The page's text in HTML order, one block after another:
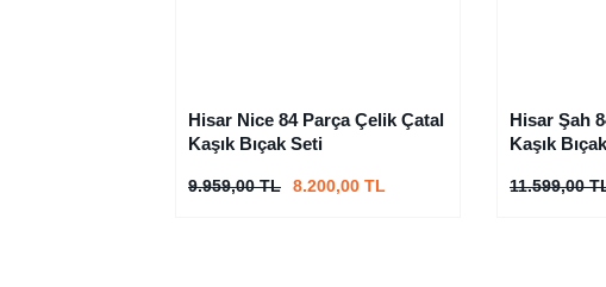
Hisar Nice 84 Parça Çelik Çatal
Kaşık Bıçak Seti
9.959,00 TL 8.200,00 TL
Hisar Şah
Kaşık
11.599,00